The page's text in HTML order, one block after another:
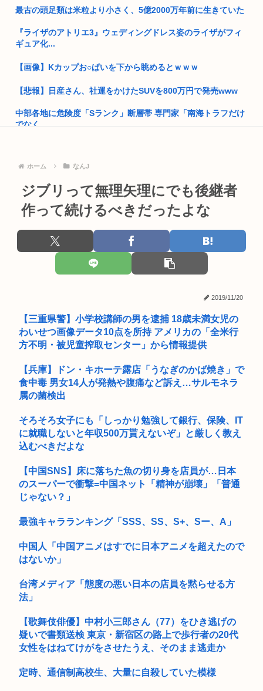
【韓国】W杯や五輪の予選で外国人審判に性接待をしたことが
ネトウヨってもはや障がい者だよな
自殺したキャバ嬢の画像www
高市早苗政権「円安ホクホクゥ！財政健全化は目指さない！で
日本人、イオンに大行列…
日本、高市コイン救済でアメリカにアルゼンチンと同列扱いさ
れていた
トランプ「結局のところ(次期大統領選で)私たちはJ.D.(バン
ス...
「おっさんの自堕落な生活を美少女にやらせるアニメ」、増え
韓国サッカー協会、外国人審判員数十人に性的接待。羨ま死刑
最古の頭足類は米粒より小さく、5億2000万年前に生きていた
『ライザのアトリエ3』ウェディングドレス姿のライザがフィ
ギュア化...
【画像】Kカップお○ぱいを下から眺めるとｗｗｗ
【悲報】日産さん、社運をかけたSUVを800万円で発売www
中部各地に危険度「Sランク」断層帯 専門家「南海トラフだけ
でなく...
ゼンゼロのベーグル計画やってみたら面白すぎてワロタwww
【画像】パン線透けまくってるOLさんの尻たまらんwww
ジャンポケ斎藤、刑務所で7年間イジメられることが確定
【画像】脱いだ瞬間ドスケベになるボーイッシュ女子、見つか
会社員(26)「女性が着用している下着を見たかった」女子高生
2人...
路上で小学生に痴漢行為 男子高校生（16）逮捕
左後輪がバースト…新東名でキャンピングカーが中央分離帯に
衝突し横...
10年メ...
【衝撃】ワンピースアンチの正体、ついに判明してしまう…
性犯罪って全部無罪でよくね？
フナ釣りもハマりだすとヤバいんだよなぁ…
ホーム なんJ
ジブリって無理矢理にでも後継者
作って続けるべきだったよな
2019/11/20
【三重県警】小学校講師の男を逮捕 18歳未満女児の
わいせつ画像データ10点を所持 アメリカの「全米行
方不明・被児童搾取センター」から情報提供
【兵庫】ドン・キホーテ露店「うなぎのかば焼き」で
食中毒 男女14人が発熱や腹痛など訴え…サルモネラ
属の菌検出
そろそろ女子にも「しっかり勉強して銀行、保険、IT
に就職しないと年収500万貰えないぞ」と厳しく教え
込むべきだよな
【中国SNS】床に落ちた魚の切り身を店員が…日本
のスーパーで衝撃=中国ネット「精神が崩壊」「普通
じゃない？」
最強キャラランキング「SSS、SS、S+、Sー、A」
中国人「中国アニメはすでに日本アニメを超えたので
はないか」
台湾メディア「態度の悪い日本の店員を黙らせる方
法」
【歌舞伎俳優】中村小三郎さん（77）をひき逃げの
疑いで書類送検 東京・新宿区の路上で歩行者の20代
女性をはねてけがをさせたうえ、そのまま逃走か
定時、通信制高校生、大量に自殺していた模様